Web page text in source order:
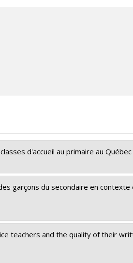
d'accueil au primaire au Québec
garçons du secondaire en contexte
teachers and the quality of their